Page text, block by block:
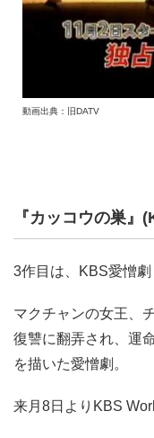
動画出典：旧DATV
『カッコウの巣』
3作目は、KBS愛憎劇
マクチャンの女王、
復讐に翻弄され、運
を描いた愛憎劇。
来月8日よりKBS